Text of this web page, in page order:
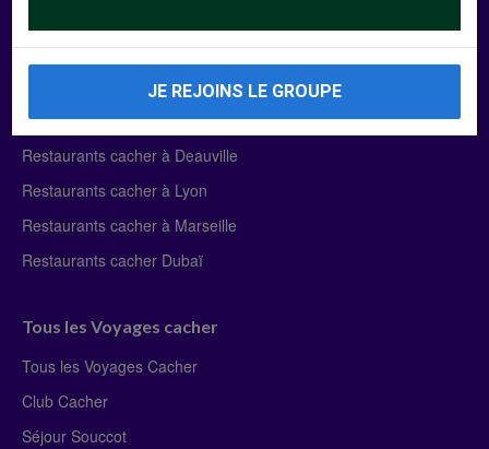
Manger Cacher
Liste des restaurants cacher
Restaurants cacher à Paris
Restaurants cacher à Deauville
Restaurants cacher à Lyon
Restaurants cacher à Marseille
Restaurants cacher Dubaï
Tous les Voyages cacher
Tous les Voyages Cacher
Club Cacher
Séjour Souccot
JE REJOINS LE GROUPE